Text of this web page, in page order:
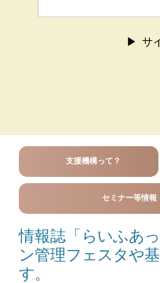
サ
支援機構って？
セミナー等情報
情報誌「らいふあ
ン管理フェスタや
す。